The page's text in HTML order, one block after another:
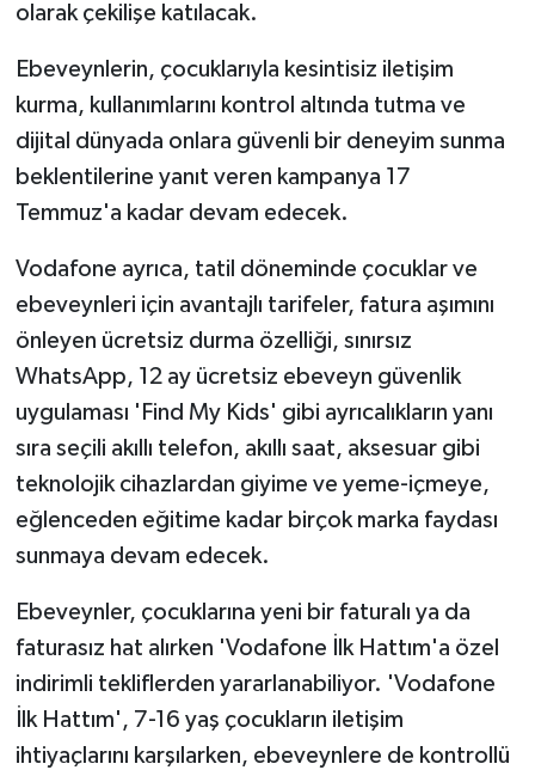
olarak çekilişe katılacak.
Ebeveynlerin, çocuklarıyla kesintisiz iletişim
kurma, kullanımlarını kontrol altında tutma ve
dijital dünyada onlara güvenli bir deneyim sunma
beklentilerine yanıt veren kampanya 17
Temmuz'a kadar devam edecek.
Vodafone ayrıca, tatil döneminde çocuklar ve
ebeveynleri için avantajlı tarifeler, fatura aşımını
önleyen ücretsiz durma özelliği, sınırsız
WhatsApp, 12 ay ücretsiz ebeveyn güvenlik
uygulaması 'Find My Kids' gibi ayrıcalıkların yanı
sıra seçili akıllı telefon, akıllı saat, aksesuar gibi
teknolojik cihazlardan giyime ve yeme-içmeye,
eğlenceden eğitime kadar birçok marka faydası
sunmaya devam edecek.
Ebeveynler, çocuklarına yeni bir faturalı ya da
faturasız hat alırken 'Vodafone İlk Hattım'a özel
indirimli tekliflerden yararlanabiliyor. 'Vodafone
İlk Hattım', 7-16 yaş çocukların iletişim
ihtiyaçlarını karşılarken, ebeveynlere de kontrollü